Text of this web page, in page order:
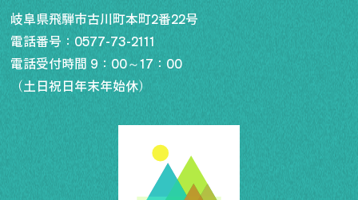
岐阜県飛騨市古川町本町2番22号
電話番号： 0577-73-2111
電話受付時間 9：00～17：00
（土日祝日年末年始休）